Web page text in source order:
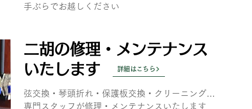
​手ぶらでお越しください
二胡の修理・メンテナンス
いたします
弦交換・琴頭折れ・保護板交換・クリーニング…
専門スタッフが修理・メンテナンスいたします
詳細はこちら